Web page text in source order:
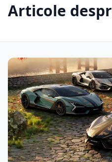
Articole